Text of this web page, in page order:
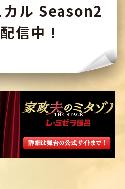
カル Season2
配信中！